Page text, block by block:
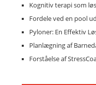
Kognitiv terapi som
Fordele ved en pool
Pyloner: En Effektiv
Planlægning af
Forståelse af